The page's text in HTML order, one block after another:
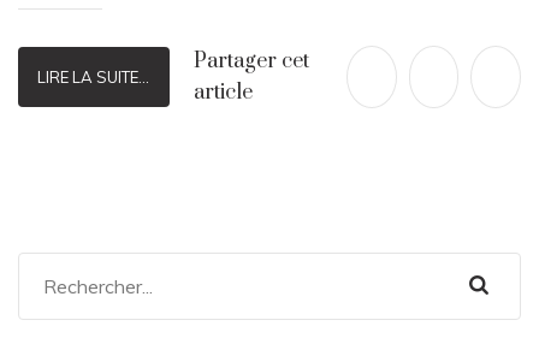
LIRE LA SUITE...
Partager cet
article